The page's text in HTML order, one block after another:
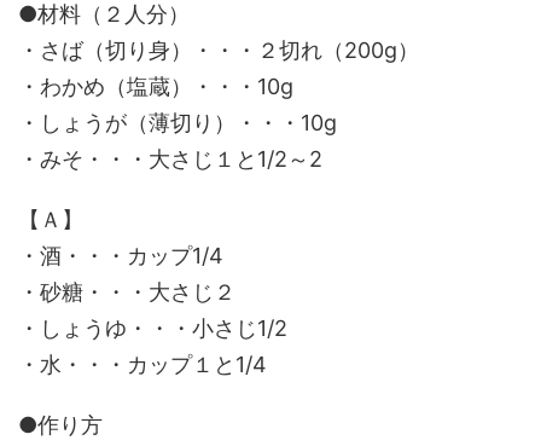
●材料（２人分）
・さば（切り身）・・・２切れ（200g）
・わかめ（塩蔵）・・・10g
・しょうが（薄切り）・・・10g
・みそ・・・大さじ１と1/2～2
【Ａ】
・酒・・・カップ1/4
・砂糖・・・大さじ２
・しょうゆ・・・小さじ1/2
・水・・・カップ１と1/4
●作り方